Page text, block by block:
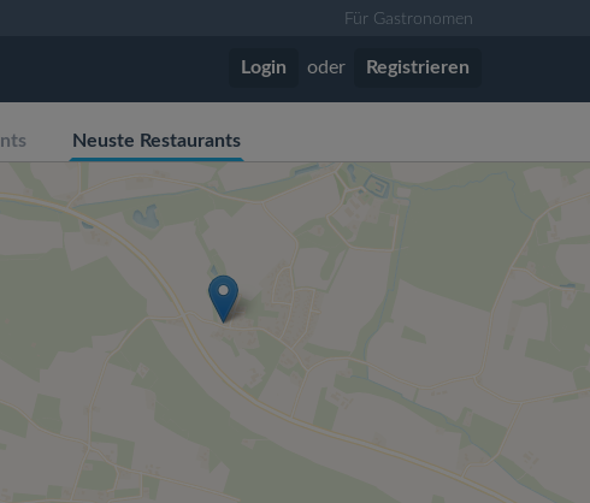
Für Gastronomen
Login oder Registrieren
Neuste Restaurants